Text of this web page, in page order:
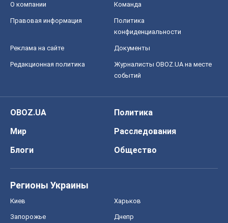
О компании Команда
Правовая информация
Политика
конфиденциальности
Реклама на сайте Документы
Редакционная политика
Журналисты OBOZ.UA на месте
событий
OBOZ.UA
Политика
Мир
Расследования
Блоги
Общество
Регионы Украины
Киев Харьков
Запорожье Днепр